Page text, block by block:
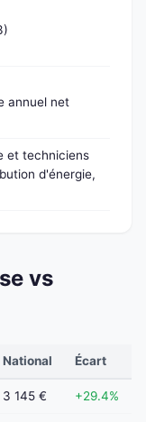
annuel net
et techniciens
d'énergie,
vs
National Écart
3 145 € +29.4%